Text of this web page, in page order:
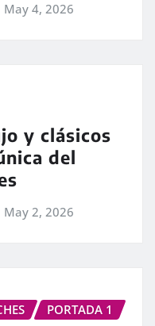
May 4, 2026
y clásicos
del
May 2, 2026
PORTADA 1